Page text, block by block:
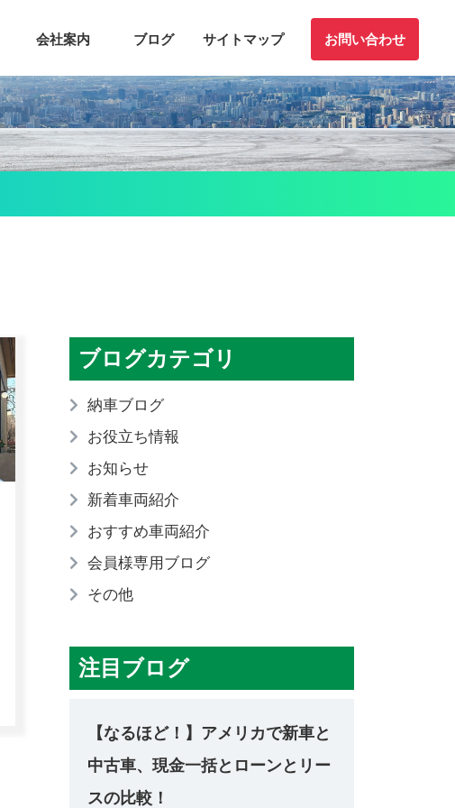
会社案内 ブログ サイトマップ お問い合わせ
ブログカテゴリ
納車ブログ
お役立ち情報
お知らせ
新着車両紹介
おすすめ車両紹介
会員様専用ブログ
その他
注目ブログ
【なるほど！】アメリカで新車と
中古車、現金一括とローンとリー
スの比較！